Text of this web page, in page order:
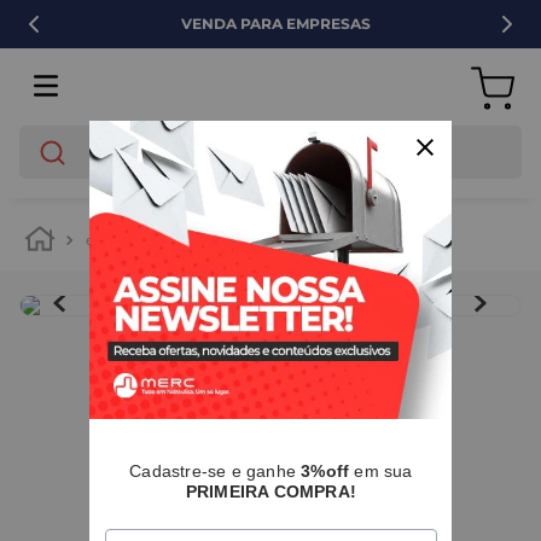
VENDA PARA EMPRESAS
O que você está buscando?
elétrica
IMAGENS MERAMENTE ILUSTRATIVAS
Cadastre-se e ganhe3%off em sua
PRIMEIRA COMPRA!